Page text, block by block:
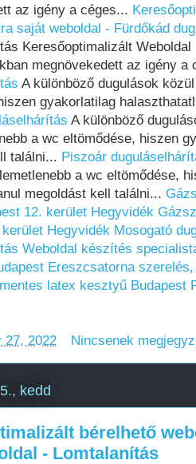
az igény a céges...
saját weboldal - Fürdőkád
Keresőoptimalizált
megnövekedett az igény a
A különböző dugulások
gyakorlatilag
A különböző
a wc eltömődése, hiszen
találni... Piszoár
a wc eltömődése,
megoldást kell találni...
12. kerület Hegyvidék
Hegyvidék Mosogató
Weboldal készítés
Ereszcsatorna
latex kesztyű Budapest
27, 2022 Nincsenek
kedd
bérelhető
- Lomtalanítás